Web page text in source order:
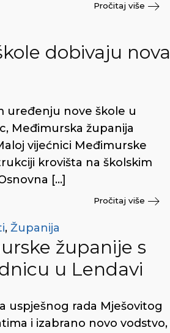
Pročitaj više
dobivaju nova
uređenju nove škole u
Međimurska županija
vijećnici Međimurske
krovišta na školskim
[…]
Pročitaj više
, Županija
županije s
u Lendavi
uspješnog rada Mješovitog
i izabrano novo vodstvo,